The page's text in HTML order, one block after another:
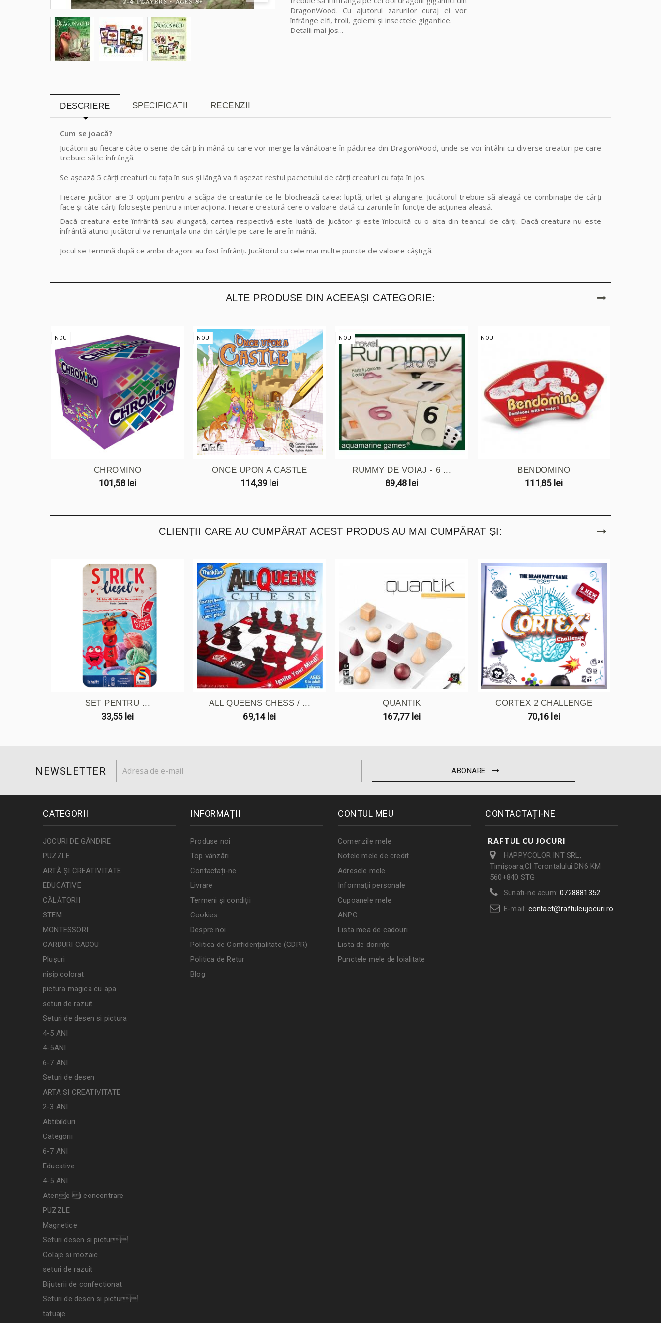
DragonWood. Cu ajutorul zarurilor curaj ei vor
înfrânge elfi, troli, golemi și insectele gigantice.
Detalii mai jos...
DESCRIERE SPECIFICAȚII RECENZII
Cum se joacă?
Jucătorii au fiecare câte o serie de cărți în mână cu care vor merge la vânătoare în pădurea din DragonWood, unde se vor întâlni cu diverse creaturi pe care
trebuie să le înfrângă.
Se așează 5 cărți creaturi cu fața în sus și lângă va fi așezat restul pachetului de cărți creaturi cu fața în jos.
Fiecare jucător are 3 opțiuni pentru a scăpa de creaturile ce le blochează calea: luptă, urlet și alungare. Jucătorul trebuie să aleagă ce combinație de cărți
face și câte cărți folosește pentru a interacționa. Fiecare creatură cere o valoare dată cu zarurile în funcție de acțiunea aleasă.
Dacă creatura este înfrântă sau alungată, cartea respectivă este luată de jucător și este înlocuită cu o alta din teancul de cărți. Dacă creatura nu este
înfrântă atunci jucătorul va renunța la una din cărțile pe care le are în mână.
Jocul se termină după ce ambii dragoni au fost înfrânți. Jucătorul cu cele mai multe puncte de valoare câștigă.
ALTE PRODUSE DIN ACEEAȘI CATEGORIE:
NOU
CHROMINO
101,58 lei
NOU
ONCE UPON A CASTLE
114,39 lei
NOU
RUMMY DE VOIAJ - 6 ...
89,48 lei
NOU
BENDOMINO
111,85 lei
CLIENȚII CARE AU CUMPĂRAT ACEST PRODUS AU MAI CUMPĂRAT ȘI:
SET PENTRU ...
33,55 lei
ALL QUEENS CHESS / ...
69,14 lei
QUANTIK
167,77 lei
CORTEX 2 CHALLENGE
70,16 lei
NEWSLETTER ABONARE
CATEGORII
JOCURI DE GÂNDIRE
PUZZLE
ARTĂ ȘI CREATIVITATE
EDUCATIVE
CĂLĂTORII
STEM
MONTESSORI
CARDURI CADOU
Plușuri
nisip colorat
pictura magica cu apa
seturi de razuit
Seturi de desen si pictura
4-5 ANI
4-5ANI
6-7 ANI
Seturi de desen
ARTA SI CREATIVITATE
2-3 ANI
Abtibilduri
Categorii
6-7 ANI
Educative
4-5 ANI
Atene i concentrare
PUZZLE
Magnetice
Seturi desen si pictur
Colaje si mozaic
seturi de razuit
Bijuterii de confectionat
Seturi de desen si pictur
tatuaje
INFORMAȚII
Produse noi
Top vânzări
Contactați-ne
Livrare
Termeni și condiții
Cookies
Despre noi
Politica de Confidențialitate (GDPR)
Politica de Retur
Blog
CONTUL MEU
Comenzile mele
Notele mele de credit
Adresele mele
Informaţii personale
Cupoanele mele
ANPC
Lista mea de cadouri
Lista de dorințe
Punctele mele de loialitate
CONTACTAȚI-NE
RAFTUL CU JOCURI
HAPPYCOLOR INT SRL,
Timișoara,Cl Torontalului DN6 KM
560+840 STG
Sunati-ne acum:0728881352
E-mail: contact@raftulcujocuri.ro